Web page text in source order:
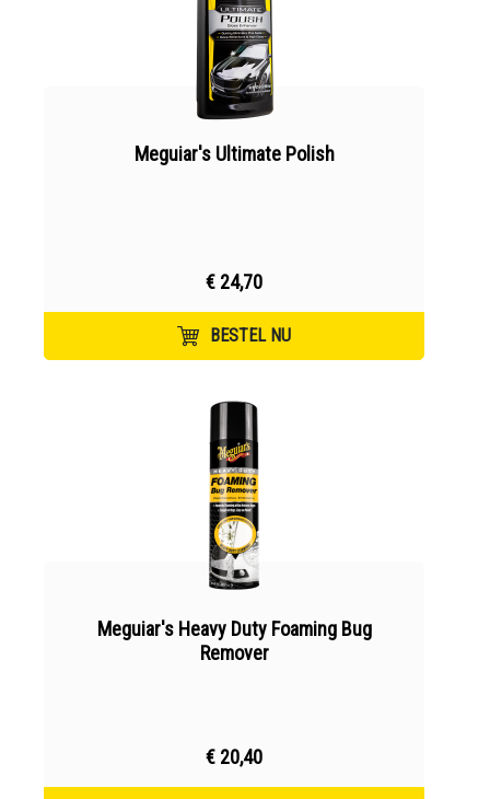
Meguiar's Ultimate Polish
€ 24,70
BESTEL NU
Meguiar's Heavy Duty Foaming Bug
Remover
€ 20,40